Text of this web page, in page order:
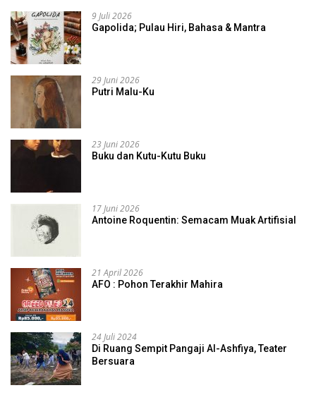
9 Juli 2026
Gapolida; Pulau Hiri, Bahasa & Mantra
29 Juni 2026
Putri Malu-Ku
23 Juni 2026
Buku dan Kutu-Kutu Buku
17 Juni 2026
Antoine Roquentin: Semacam Muak Artifisial
21 April 2026
AFO : Pohon Terakhir Mahira
24 Juli 2024
Di Ruang Sempit Pangaji Al-Ashfiya, Teater
Bersuara